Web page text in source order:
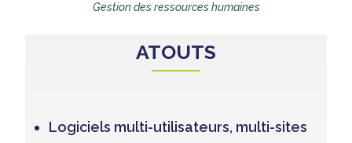
Gestion des ressources humaines
ATOUTS
Logiciels multi-utilisateurs, multi-sites